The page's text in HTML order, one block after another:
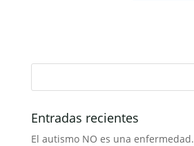
Entradas recientes
El autismo NO es una enfermedad.